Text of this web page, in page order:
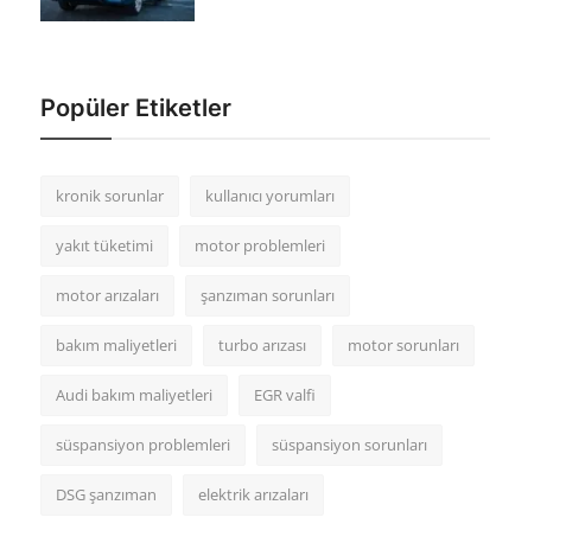
Popüler Etiketler
kronik sorunlar kullanıcı yorumları
yakıt tüketimi motor problemleri
motor arızaları şanzıman sorunları
bakım maliyetleri turbo arızası motor sorunları
Audi bakım maliyetleri EGR valfi
süspansiyon problemleri süspansiyon sorunları
DSG şanzıman elektrik arızaları